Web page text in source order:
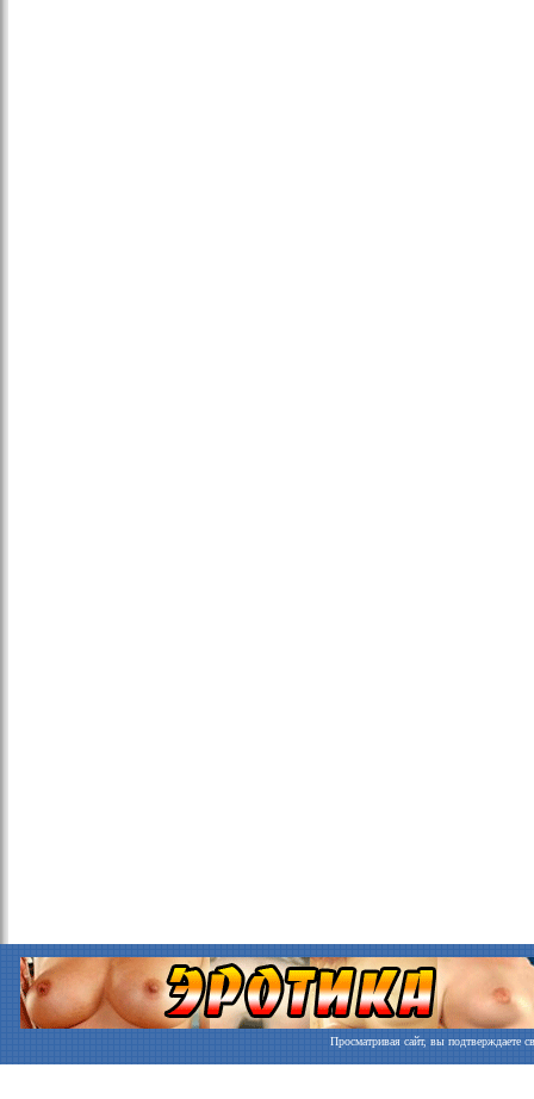
Просматривая сайт, вы подтверждаете